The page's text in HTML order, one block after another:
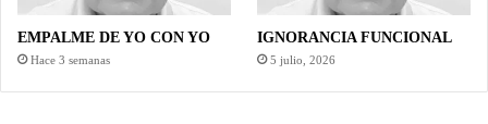
EMPALME DE YO CON YO
Hace 3 semanas
IGNORANCIA FUNCIONAL
5 julio, 2026